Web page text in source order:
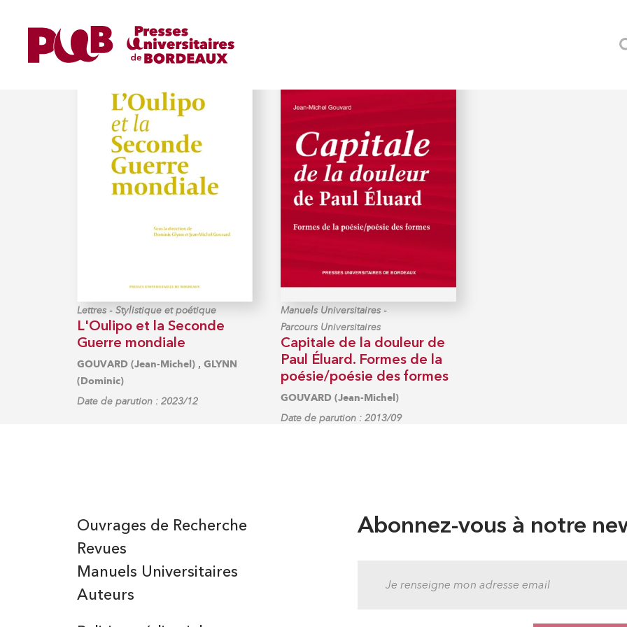
Lettres- Stylistique et poétique
L'Oulipo et la Seconde
Guerre mondiale
GOUVARD (Jean-Michel), GLYNN
(Dominic)
Date de parution : 2023/12
Manuels Universitaires-
Parcours Universitaires
Capitale de la douleur de
Paul Éluard. Formes de la
poésie/poésie des formes
GOUVARD (Jean-Michel)
Date de parution : 2013/09
Abonnez-vous à notre
Auteurs
Manuels Universitaires
Ouvrages de Recherche
Revues